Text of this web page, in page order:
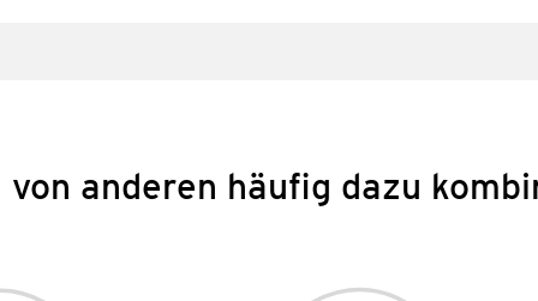
von anderen häufig dazu